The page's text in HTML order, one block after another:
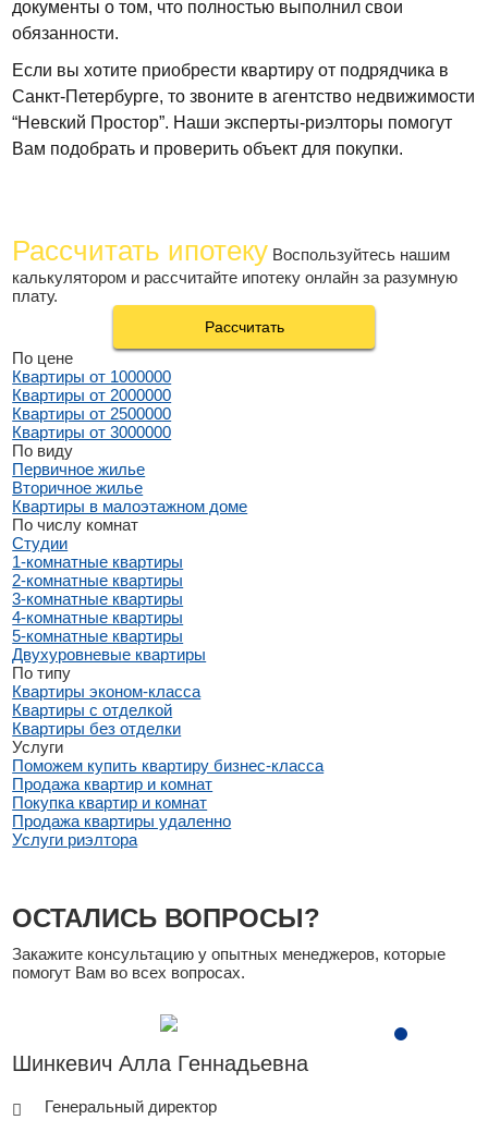
документы о том, что полностью выполнил свои
обязанности.
Если вы хотите приобрести квартиру от подрядчика в
Санкт-Петербурге, то звоните в агентство недвижимости
“Невский Простор”. Наши эксперты-риэлторы помогут
Вам подобрать и проверить объект для покупки.
Рассчитать ипотеку Воспользуйтесь нашим
калькулятором и рассчитайте ипотеку онлайн за разумную
плату.
Рассчитать
По цене
Квартиры от 1000000
Квартиры от 2000000
Квартиры от 2500000
Квартиры от 3000000
По виду
Первичное жилье
Вторичное жилье
Квартиры в малоэтажном доме
По числу комнат
Студии
1-комнатные квартиры
2-комнатные квартиры
3-комнатные квартиры
4-комнатные квартиры
5-комнатные квартиры
Двухуровневые квартиры
По типу
Квартиры эконом-класса
Квартиры с отделкой
Квартиры без отделки
Услуги
Поможем купить квартиру бизнес-класса
Продажа квартир и комнат
Покупка квартир и комнат
Продажа квартиры удаленно
Услуги риэлтора
ОСТАЛИСЬ ВОПРОСЫ?
Закажите консультацию у опытных менеджеров, которые
помогут Вам во всех вопросах.
Шинкевич Алла Геннадьевна
Генеральный директор